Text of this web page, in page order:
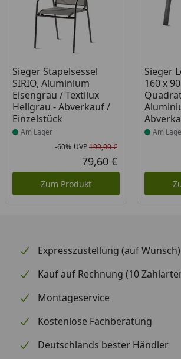
Sieger Stapelsessel
SIRIO, Aluminium
Eisengrau / Textilux
Hellgrau - Abverkauf /
Einzelstück
Produkt am Lager
Am Lager
Rabatt in
-60%
Ursprünglicher
UVP199,00 €
Aktueller Preis
79,60 €
Zum Produkt
Sieger
160 x
Am
Expresszustellung (auf Wunsch)
Kauf auf Rechnung (10
Montageservice
Kostenlose Fachberatung
Deutschlands bester Händler